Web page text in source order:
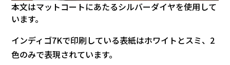
本文はマットコートにあたるシルバーダイヤを使用して
います。
インディゴ7Kで印刷している表紙はホワイトとスミ、2
色のみで表現されています。